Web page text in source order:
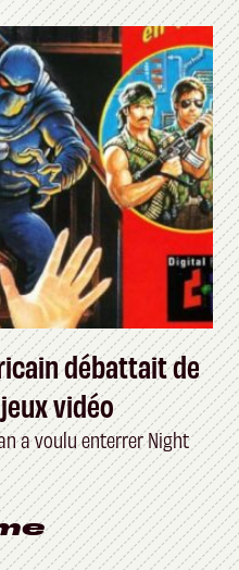
débattait de
vidéo
a voulu enterrer Night